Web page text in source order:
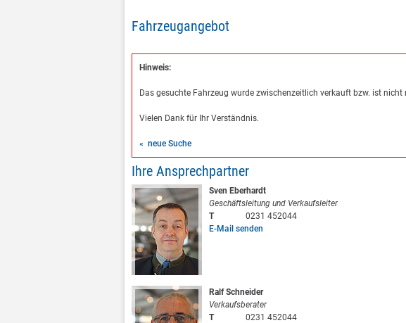
Fahrzeugangebot
Hinweis:
Das gesuchte Fahrzeug wurde zwischenzeitlich verkauft bzw. ist
Vielen Dank für Ihr Verständnis.
« neue Suche
Ihre Ansprechpartner
Sven Eberhardt
Geschäftsleitung und Verkaufsleiter
T
0231 452044
E-Mail senden
Ralf Schneider
Verkaufsberater
T
0231 452044